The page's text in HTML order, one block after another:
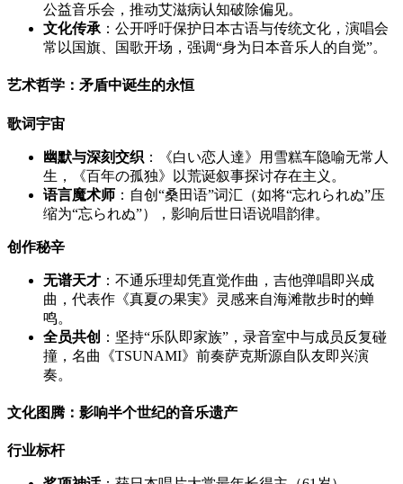
公益音乐会，推动艾滋病认知破除偏见。
文化传承 ：公开呼吁保护日本古语与传统文化，演唱会
常以国旗、国歌开场，强调“身为日本音乐人的自觉”。
艺术哲学：矛盾中诞生的永恒
歌词宇宙
幽默与深刻交织 ：《白い恋人達》用雪糕车隐喻无常人
生，《百年の孤独》以荒诞叙事探讨存在主义。
语言魔术师 ：自创“桑田语”词汇（如将“忘れられぬ”压
缩为“忘られぬ”），影响后世日语说唱韵律。
创作秘辛
无谱天才 ：不通乐理却凭直觉作曲，吉他弹唱即兴成
曲，代表作《真夏の果実》灵感来自海滩散步时的蝉
鸣。
全员共创 ：坚持“乐队即家族”，录音室中与成员反复碰
撞，名曲《TSUNAMI》前奏萨克斯源自队友即兴演
奏。
文化图腾：影响半个世纪的音乐遗产
行业标杆